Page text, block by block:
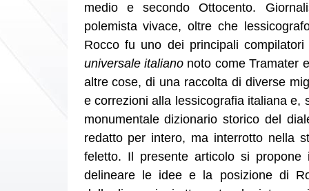
medio e secondo Ottocento.
polemista vivace, oltre che
Rocco fu uno dei principali
universale italianonoto come Tramater
altre cose, di una raccolta di diverse
e correzioni alla lessicografia italiana e,
monumentale dizionario storico del
redatto per intero, ma interrotto nella
feletto. Il presente articolo si propone
delineare le idee e la posizione di